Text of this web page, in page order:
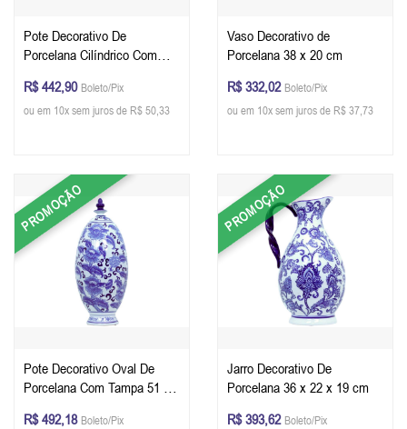
Pote Decorativo De
Porcelana Cilíndrico Com
R$ 442,90 Boleto/Pix
ou em 10x sem juros de R$ 50,33
Vaso Decorativo de
Porcelana 38 x 20 cm
R$ 332,02 Boleto/Pix
ou em 10x sem juros de R$ 37,73
PROMOÇÃO
Pote Decorativo Oval De
Porcelana Com Tampa 51 x
R$ 492,18 Boleto/Pix
PROMOÇÃO
Jarro Decorativo De
Porcelana 36 x 22 x 19 cm
R$ 393,62 Boleto/Pix